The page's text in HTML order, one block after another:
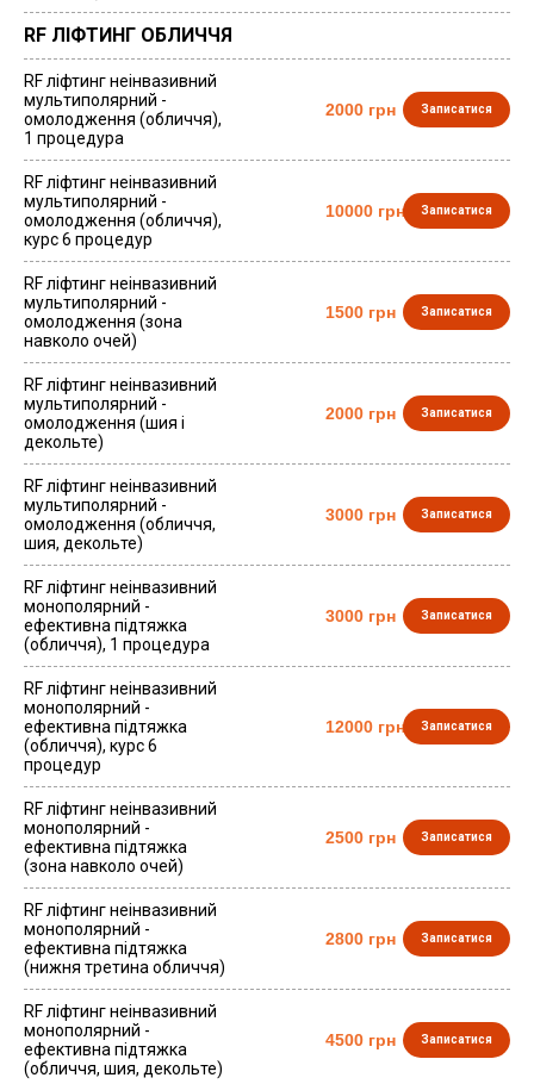
RF ЛІФТИНГ ОБЛИЧЧЯ
RF ліфтинг неінвазивний
мультиполярний -
омолодження (обличчя),
1 процедура
2000 грн Записатися
RF ліфтинг неінвазивний
мультиполярний -
омолодження (обличчя),
курс 6 процедур
10000 грн Записатися
RF ліфтинг неінвазивний
мультиполярний -
омолодження (зона
навколо очей)
1500 грн Записатися
RF ліфтинг неінвазивний
мультиполярний -
омолодження (шия і
декольте)
2000 грн Записатися
RF ліфтинг неінвазивний
мультиполярний -
омолодження (обличчя,
шия, декольте)
3000 грн Записатися
RF ліфтинг неінвазивний
монополярний -
ефективна підтяжка
(обличчя), 1 процедура
3000 грн Записатися
RF ліфтинг неінвазивний
монополярний -
ефективна підтяжка
(обличчя), курс 6
процедур
12000 грн Записатися
RF ліфтинг неінвазивний
монополярний -
ефективна підтяжка
(зона навколо очей)
2500 грн Записатися
RF ліфтинг неінвазивний
монополярний -
ефективна підтяжка
(нижня третина обличчя)
2800 грн Записатися
RF ліфтинг неінвазивний
монополярний -
ефективна підтяжка
(обличчя, шия, декольте)
4500 грн Записатися